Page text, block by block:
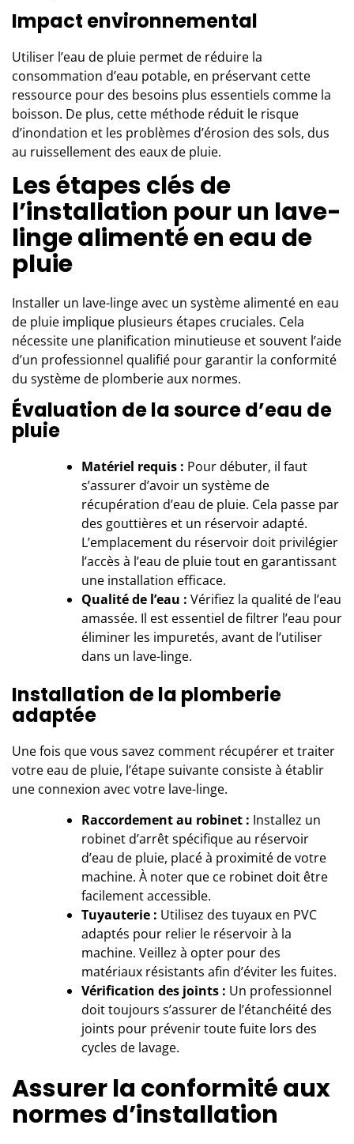
Impact environnemental
Utiliser l’eau de pluie permet de réduire la
consommation d’eau potable, en préservant cette
ressource pour des besoins plus essentiels comme la
boisson. De plus, cette méthode réduit le risque
d’inondation et les problèmes d’érosion des sols, dus
au ruissellement des eaux de pluie.
Les étapes clés de
l’installation pour un lave-
linge alimenté en eau de
pluie
Installer un lave-linge avec un système alimenté en eau
de pluie implique plusieurs étapes cruciales. Cela
nécessite une planification minutieuse et souvent l’aide
d’un professionnel qualifié pour garantir la conformité
du système de plomberieaux normes.
Évaluation de la source d’eau de
pluie
Matériel requis : Pour débuter, il faut
s’assurer d’avoir un système de
récupération d’eau de pluie. Cela passe par
des gouttières et un réservoir adapté.
L’emplacement du réservoir doit privilégier
l’accès à l’eau de pluie tout en garantissant
une installation efficace.
Qualité de l’eau : Vérifiez la qualité de l’eau
amassée. Il est essentiel de filtrer l’eau pour
éliminer les impuretés, avant de l’utiliser
dans un lave-linge.
Installation de la plomberie
adaptée
Une fois que vous savez comment récupérer et traiter
votre eau de pluie, l’étape suivante consiste à établir
une connexion avec votre lave-linge.
Raccordement au robinet : Installez un
robinet d’arrêt spécifique au réservoir
d’eau de pluie, placé à proximité de votre
machine. À noter que ce robinet doit être
facilement accessible.
Tuyauterie : Utilisez des tuyaux en PVC
adaptés pour relier le réservoir à la
machine. Veillez à opter pour des
matériaux résistants afin d’éviter les fuites.
Vérification des joints : Un professionnel
doit toujours s’assurer de l’étanchéité des
joints pour prévenir toute fuite lors des
cycles de lavage.
Assurer la conformité aux
normes d’installation